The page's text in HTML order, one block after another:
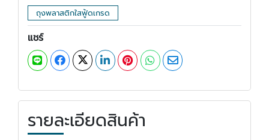
ถุงพลาสติกใสฟู้ดเกรด
แชร์
รายละเอียดสินค้า